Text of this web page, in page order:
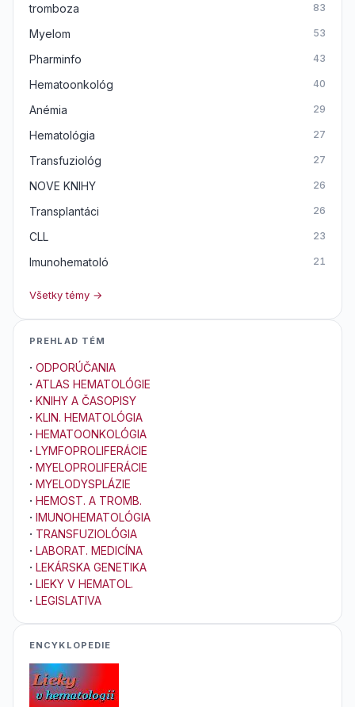
tromboza 83
Myelom 53
Pharminfo 43
Hematoonkológ 40
Anémia 29
Hematológia 27
Transfuziológ 27
NOVE KNIHY 26
Transplantáci 26
CLL 23
Imunohematoló 21
Všetky témy →
PREHLAD TÉM
· ODPORÚČANIA
· ATLAS HEMATOLÓGIE
· KNIHY A ČASOPISY
· KLIN. HEMATOLÓGIA
· HEMATOONKOLÓGIA
· LYMFOPROLIFERÁCIE
· MYELOPROLIFERÁCIE
· MYELODYSPLÁZIE
· HEMOST. A TROMB.
· IMUNOHEMATOLÓGIA
· TRANSFUZIOLÓGIA
· LABORAT. MEDICÍNA
· LEKÁRSKA GENETIKA
· LIEKY V HEMATOL.
· LEGISLATIVA
ENCYKLOPEDIE